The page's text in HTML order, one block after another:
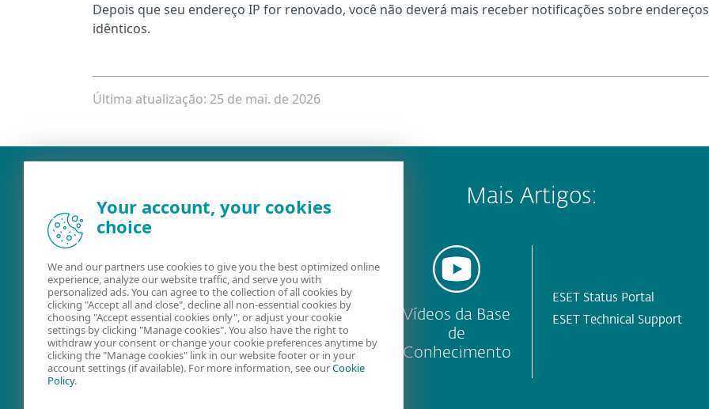
Depois que seu endereço IP for renovado, você não deverá mais receber notificações sobre
idênticos.
Última atualizaçăo: 25 de mai. de 2026
Mais Artigos:
Ajuda on-line
ESET Security
Forum
Vídeos da Base
de
Conhecimento
ESET Status Portal
ESET Technical Support
Your account, your cookies
choice
We and our partners use cookies to give you the best optimized online
experience, analyze our website traffic, and serve you with
personalized ads. You can agree to the collection of all cookies by
clicking "Accept all and close", decline all non-essential cookies by
choosing "Accept essential cookies only", or adjust your cookie
settings by clicking "Manage cookies". You also have the right to
withdraw your consent or change your cookie preferences anytime by
clicking the "Manage cookies" link in our website footer or in your
account settings (if available). For more information, see ourCookie
Policy.